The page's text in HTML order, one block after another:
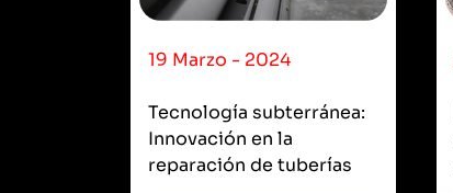
19 Marzo - 2024
Tecnología subterránea:
Innovación en la
reparación de tuberías